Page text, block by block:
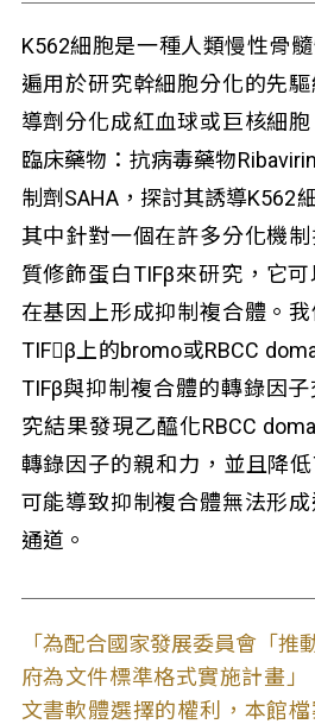
K562細胞是一種人類慢性骨
遍用於研究幹細胞分化的先
導劑分化成紅血球或巨核細
臨床藥物：抗病毒藥物
制劑SAHA，探討其誘導K562
其中針對一個在許多分化機
質修飾蛋白TIFβ來研究，它
在基因上形成抑制複合體。
TIFβ上的bromo或RBCC
TIFβ與抑制複合體的轉錄因
究結果發現乙醯化RBCC
轉錄因子的親和力，並且降低
可能導致抑制複合體無法形
通道。
「為配合國家發展委員會「推
府為文件標準格式實施計畫
文書軟體選擇的權利，本館